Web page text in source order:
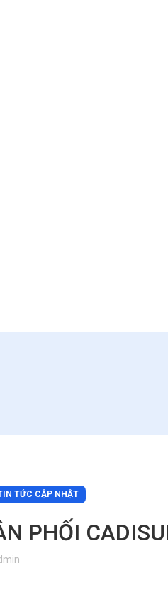
TỨC CẬP NHẬT
PHỐI